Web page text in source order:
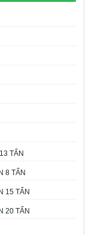
TẤN
8 TẤN
15 TẤN
20 TẤN